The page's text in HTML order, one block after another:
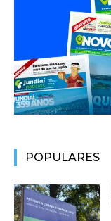
POPULARES